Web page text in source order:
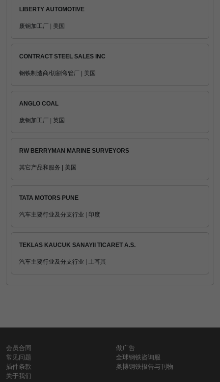
LIBERTY AUTOMOTIVE
废钢加工厂 | 美国
CONTRACT STEEL SALES INC
钢铁制造商/切割弯管厂 | 美国
ANGLO COAL
废钢加工厂 | 英国
RW BERRYMAN MARINE SURVEYORS
其它产品和服务 | 美国
TATA MOTORS PUNE
汽车主要行业及分支行业 | 印度
TEKLAS KAUCUK SANAYII TICARET A.S.
汽车主要行业及分支行业 | 土耳其
会员合同
常见问题
插件条款
关于我们
做广告
全球钢铁咨询服
奥博钢铁报告与刊物